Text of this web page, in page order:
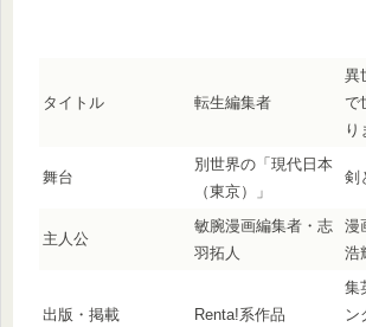
タイトル 転生編集者
異
で
り
舞台
別世界の「現代日本
（東京）」
剣
主人公
敏腕漫画編集者・志
羽拓人
漫
浩
出版・掲載 Renta!系作品
集
ン